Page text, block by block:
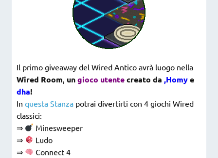
Il primo giveaway del Wired Antico avrà luogo nella
Wired Room ungioco utentecreato da ,Homye
dha!
In questa Stanza potrai divertirti con 4 giochi Wired
classici:
⇒
Minesweeper
⇒
Ludo
⇒
Connect 4